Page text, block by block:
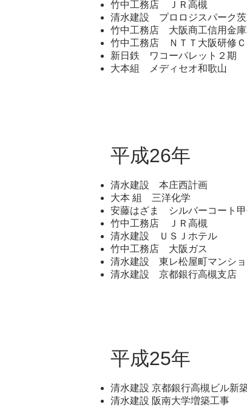
竹中工務店 ＪＲ高槻
清水建設 プロロジスパーク
竹中工務店 大阪商工信用金
竹中工務店 ＮＴＴ大阪研修Ｃ
新日鉄 ワコーパレット２期
大本組 メディセオ和歌山
平成26年
清水建設 本庄西計画
大本 組 三洋化学
安藤はざま シルバーコート甲
竹中工務店 ＪＲ高槻
清水建設 ＵＳＪホテル
竹中工務店 大阪ガス
清水建設 東レ松屋町マンシ
清水建設 京都銀行高槻支店
平成25年
清水建設 京都銀行高槻ビル新
清水建設 阪南大学増築工事